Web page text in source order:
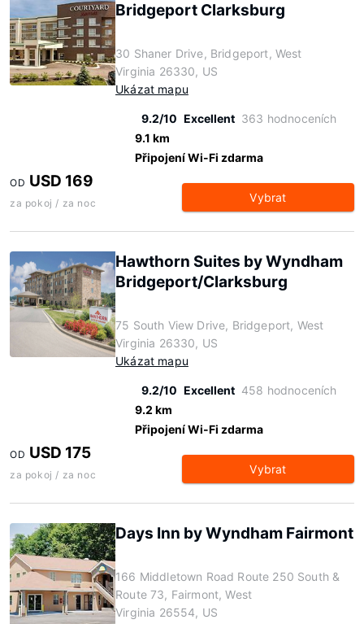
Bridgeport Clarksburg
30 Shaner Drive, Bridgeport, West
Virginia 26330, US
Ukázat mapu
9.2/10 Excellent 363 hodnoceních
9.1 km
Připojení Wi-Fi zdarma
OD USD 169
za pokoj / za noc Vybrat
Hawthorn Suites by Wyndham
Bridgeport/Clarksburg
75 South View Drive, Bridgeport, West
Virginia 26330, US
Ukázat mapu
9.2/10 Excellent 458 hodnoceních
9.2 km
Připojení Wi-Fi zdarma
OD USD 175
za pokoj / za noc Vybrat
Days Inn by Wyndham Fairmont
166 Middletown Road Route 250 South &
Route 73, Fairmont, West
Virginia 26554, US